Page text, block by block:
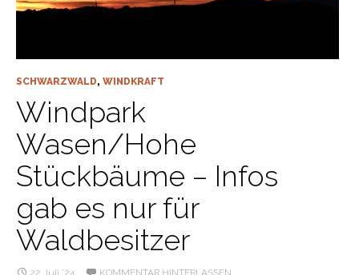
SCHWARZWALD, WINDKRAFT
Windpark
Wasen/Hohe
Stückbäume – Infos
gab es nur für
Waldbesitzer